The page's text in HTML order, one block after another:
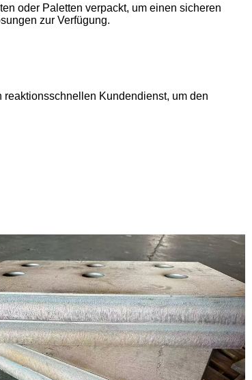
oder Paletten verpackt, um einen sicheren
zur Verfügung.
Kundendienst, um den